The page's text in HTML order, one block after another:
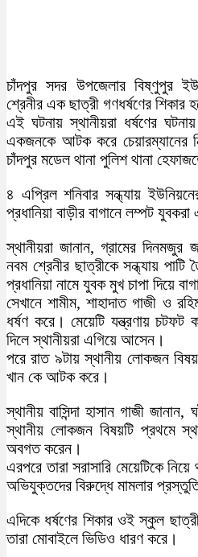
চাঁদপুর সদর উপজেলার বিষ্ণুপুর
শ্রেনীর এক ছাত্রী গণধর্ষণের শিকার
এই ঘটনায় স্থানীয়রা ধর্ষণের
একজনকে আটক করে চেয়ারম্যানের
চাঁদপুর মডেল থানা পুলিশ থানা
৪ এপ্রিল শনিবার সন্ধ্যায়
প্রধানিয়া বাড়ীর বাগানে লম্পট
স্থানীয়রা জানান, গ্রামের
নবম শ্রেনীর ছাত্রীকে সন্ধ্যায়
প্রধানিয়া নামে যুবক মুখ চাপা দিয়ে
সেখানে শামীম, শাহাদাত গাজী ও
ধর্ষণ করে। মেয়েটি যন্ত্রণায়
দিলে স্থানীয়রা এগিয়ে আসেন।
পরে রাত ৯টায় স্থানীয় লোকজন
খান কে আটক করে।
স্থানীয় বাসিন্দা হাসান গাজী
স্থানীয় লোকজন বিষয়টি প্রথমে
অবগত করেন।
এরপরে তারা সরাসারি মেয়েটিকে
অভিযুক্তদের বিরুদ্ধে মামলার
এদিকে ধর্ষণের শিকার ওই স্কুল
তারা মোবাইলে ভিডিও ধারণ করে।